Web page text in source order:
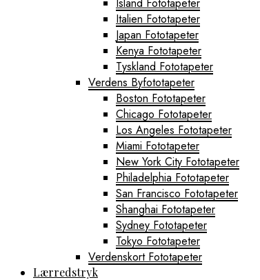
Italien Fototapeter
Japan Fototapeter
Kenya Fototapeter
Tyskland Fototapeter
Verdens Byfototapeter
Boston Fototapeter
Chicago Fototapeter
Los Angeles Fototapeter
Miami Fototapeter
New York City Fototapeter
Philadelphia Fototapeter
San Francisco Fototapeter
Shanghai Fototapeter
Sydney Fototapeter
Tokyo Fototapeter
Verdenskort Fototapeter
Lærredstryk